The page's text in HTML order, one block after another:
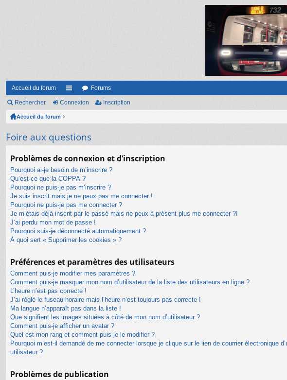
Accueil du forum
ac
ci
s
Forums
Rechercher Connexion Inscription
Accueil du forum
Foire aux questions
Problèmes de connexion et d’inscription
Pourquoi ai-je besoin de m’inscrire ?
Qu’est-ce que la COPPA ?
Pourquoi ne puis-je pas m’inscrire ?
Je suis inscrit mais je ne peux pas me connecter !
Pourquoi ne puis-je pas me connecter ?
Je m’étais déjà inscrit par le passé mais ne peux à présent plus me connecter ?!
J’ai perdu mon mot de passe !
Pourquoi suis-je déconnecté automatiquement ?
À quoi sert « Supprimer les cookies » ?
Préférences et paramètres des utilisateurs
Comment puis-je modifier mes paramètres ?
Comment puis-je masquer mon nom d’utilisateur de la liste des utilisateurs en ligne ?
L’heure n’est pas correcte !
J’ai réglé le fuseau horaire mais l’heure n’est toujours pas correcte !
Ma langue n’apparaît pas dans la liste !
Que signifient les images situées à côté de mon nom d’utilisateur ?
Comment puis-je afficher un avatar ?
Quel est mon rang et comment puis-je le modifier ?
Pourquoi m’est-il demandé de me connecter lorsque je clique sur le lien de courrier électronique
utilisateur ?
Problèmes de publication